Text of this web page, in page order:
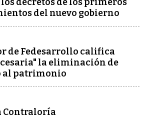
del nuevo gobierno
de Fedesarrollo califica
la eliminación de
al patrimonio
Contraloría